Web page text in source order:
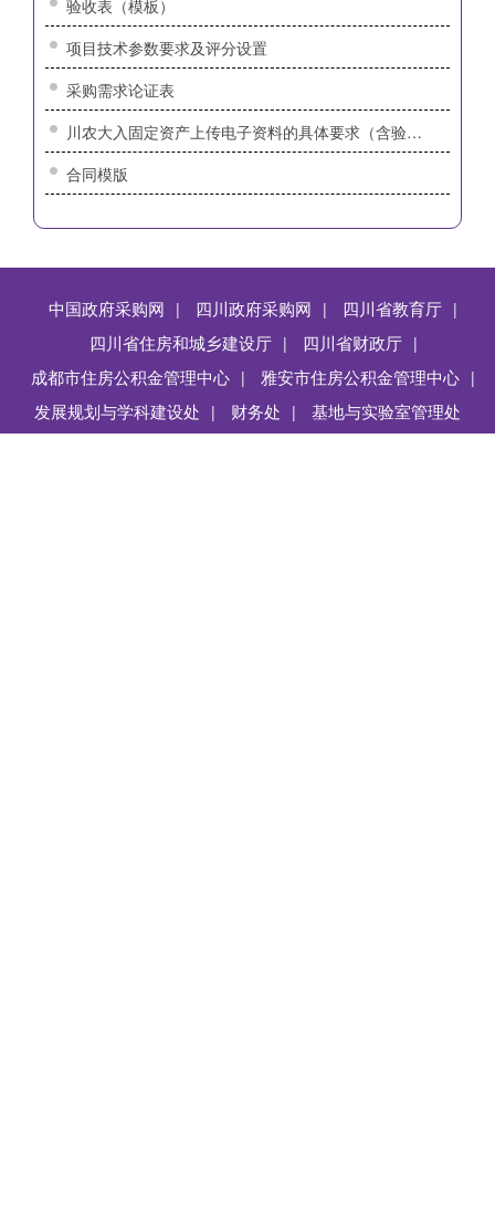
验收表（模板）
项目技术参数要求及评分设置
采购需求论证表
川农大入固定资产上传电子资料的具体要求（含验收单）
合同模版
上页 1 2 3 下页
中国政府采购网 | 四川政府采购网 | 四川省教育厅 |
四川省住房和城乡建设厅 | 四川省财政厅 |
成都市住房公积金管理中心 | 雅安市住房公积金管理中心 |
发展规划与学科建设处 | 财务处 | 基地与实验室管理处